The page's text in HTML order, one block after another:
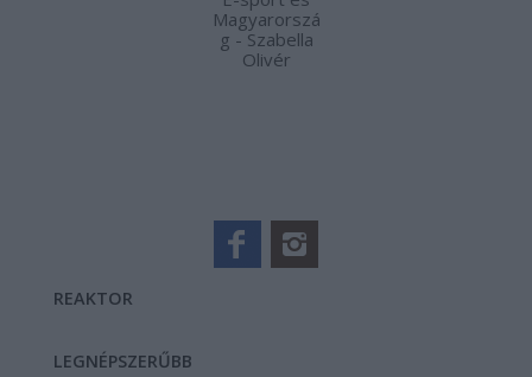
Magyarorszá
g - Szabella
Olivér
REAKTOR
LEGNÉPSZERŰBB